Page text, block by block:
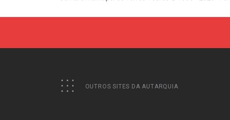
OUTROS SITES DA AUTARQUIA